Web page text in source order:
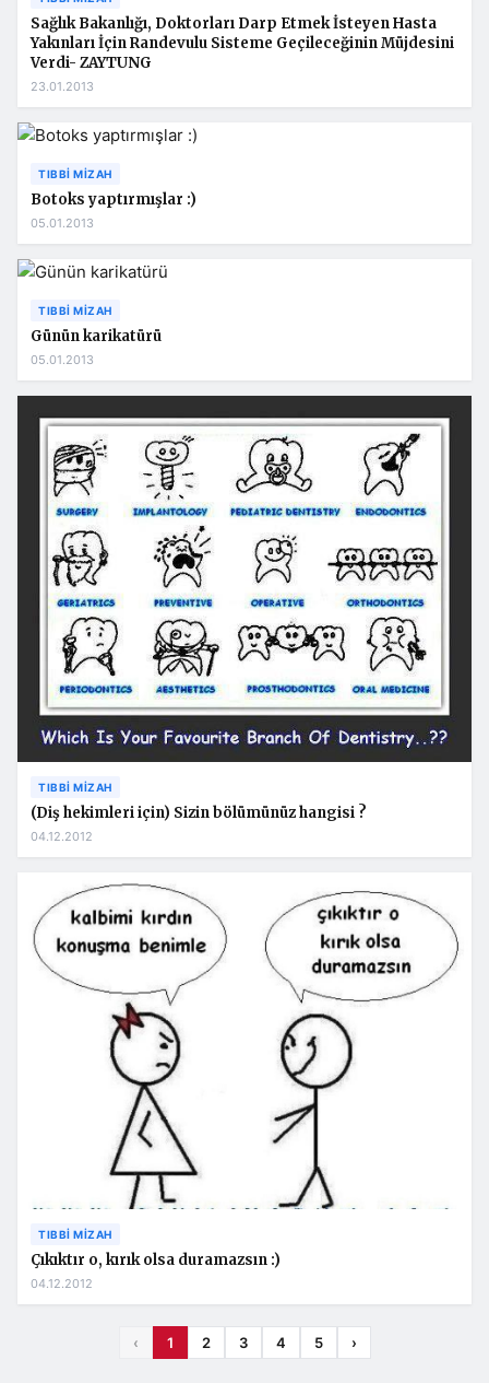
Sağlık Bakanlığı, Doktorları Darp Etmek İsteyen Hasta
Yakınları İçin Randevulu Sisteme Geçileceğinin Müjdesini
Verdi- ZAYTUNG
23.01.2013
TIBBI MIZAH
Botoks yaptırmışlar :)
05.01.2013
TIBBI MIZAH
Günün karikatürü
05.01.2013
TIBBI MIZAH
(Diş hekimleri için) Sizin bölümünüz hangisi ?
04.12.2012
TIBBI MIZAH
Çıkıktır o, kırık olsa duramazsın :)
04.12.2012
‹ 1 2 3 4 5 ›